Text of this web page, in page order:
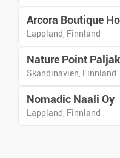
Arcora Boutique
Lappland, Finnland
Nature Point
Skandinavien, Finnland
Nomadic Naali Oy
Lappland, Finnland